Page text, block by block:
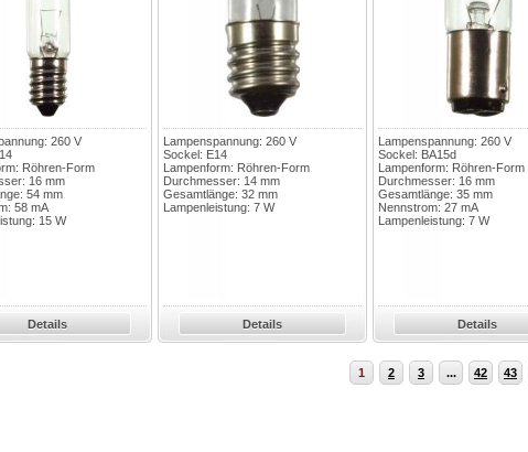
260 V
Röhren-Form
16 mm
54 mm
58 mA
15 W
Details
Lampenspannung: 260 V
Sockel: E14
Lampenform: Röhren-Form
Durchmesser: 14 mm
Gesamtlänge: 32 mm
Lampenleistung: 7 W
Details
Lampenspannung: 260 V
Sockel: BA15d
Lampenform: Röhren-Form
Durchmesser: 16 mm
Gesamtlänge: 35 mm
Nennstrom: 27 mA
Lampenleistung: 7 W
Details
1 2 3 ... 42 43